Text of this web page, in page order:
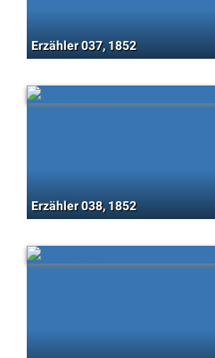
Erzähler 037, 1852
Erzähler 038, 1852